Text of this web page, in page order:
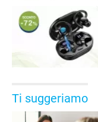
Ti suggeriamo